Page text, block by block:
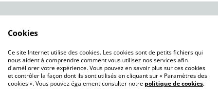
Nos modèles à
télécharger
Cookies
Ce site Internet utilise des cookies. Les cookies sont de petits fichiers qui
nous aident à comprendre comment vous utilisez nos services afin
d'améliorer votre expérience. Vous pouvez en savoir plus sur ces cookies
et contrôler la façon dont ils sont utilisés en cliquant sur « Paramètres des
cookies ». Vous pouvez également consulter notre politique de cookies.